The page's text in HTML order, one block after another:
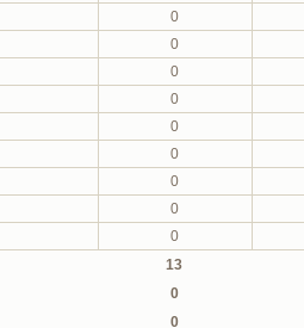
0
0
0
0
0
0
0
0
0
13
0
0